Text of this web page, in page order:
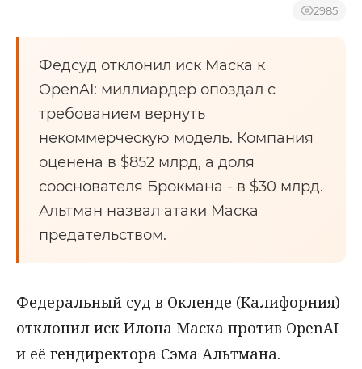
2985
Федсуд отклонил иск Маска к
OpenAI: миллиардер опоздал с
требованием вернуть
некоммерческую модель. Компания
оценена в $852 млрд, а доля
сооснователя Брокмана - в $30 млрд.
Альтман назвал атаки Маска
предательством.
Федеральный суд в Окленде (Калифорния)
отклонил иск Илона Маска против OpenAI
и её гендиректора Сэма Альтмана.